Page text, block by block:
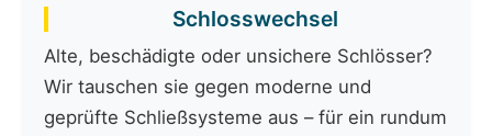
Schlosswechsel
Alte, beschädigte oder unsichere Schlösser?
Wir tauschen sie gegen moderne und
geprüfte Schließsysteme aus – für ein rundum